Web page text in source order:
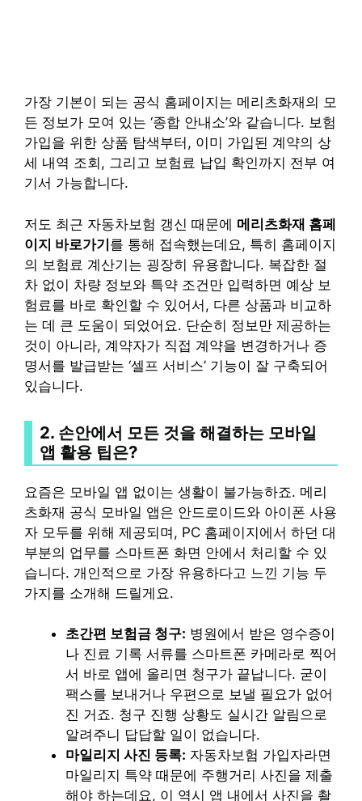
가장 기본이 되는 공식 홈페이지는 메리츠화재의 모
든 정보가 모여 있는 ‘종합 안내소’와 같습니다. 보험
가입을 위한 상품 탐색부터, 이미 가입된 계약의 상
세 내역 조회, 그리고 보험료 납입 확인까지 전부 여
기서 가능합니다.
저도 최근 자동차보험 갱신 때문에 메리츠화재 홈페
이지 바로가기를 통해 접속했는데요, 특히 홈페이지
의 보험료 계산기는 굉장히 유용합니다. 복잡한 절
차 없이 차량 정보와 특약 조건만 입력하면 예상 보
험료를 바로 확인할 수 있어서, 다른 상품과 비교하
는 데 큰 도움이 되었어요. 단순히 정보만 제공하는
것이 아니라, 계약자가 직접 계약을 변경하거나 증
명서를 발급받는 ‘셀프 서비스’ 기능이 잘 구축되어
있습니다.
2. 손안에서 모든 것을 해결하는 모바일
앱 활용 팁은?
요즘은 모바일 앱 없이는 생활이 불가능하죠. 메리
츠화재 공식 모바일 앱은 안드로이드와 아이폰 사용
자 모두를 위해 제공되며, PC 홈페이지에서 하던 대
부분의 업무를 스마트폰 화면 안에서 처리할 수 있
습니다. 개인적으로 가장 유용하다고 느낀 기능 두
가지를 소개해 드릴게요.
초간편 보험금 청구: 병원에서 받은 영수증이
나 진료 기록 서류를 스마트폰 카메라로 찍어
서 바로 앱에 올리면 청구가 끝납니다. 굳이
팩스를 보내거나 우편으로 보낼 필요가 없어
진 거죠. 청구 진행 상황도 실시간 알림으로
알려주니 답답할 일이 없습니다.
마일리지 사진 등록: 자동차보험 가입자라면
마일리지 특약 때문에 주행거리 사진을 제출
해야 하는데요, 이 역시 앱 내에서 사진을 촬